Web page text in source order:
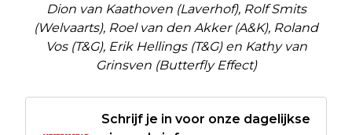
Dion van Kaathoven (Laverhof), Rolf Smits
(Welvaarts), Roel van den Akker (A&K), Roland
Vos (T&G), Erik Hellings (T&G) en Kathy van
Grinsven (Butterfly Effect)
Schrijf je in voor onze dagelijkse